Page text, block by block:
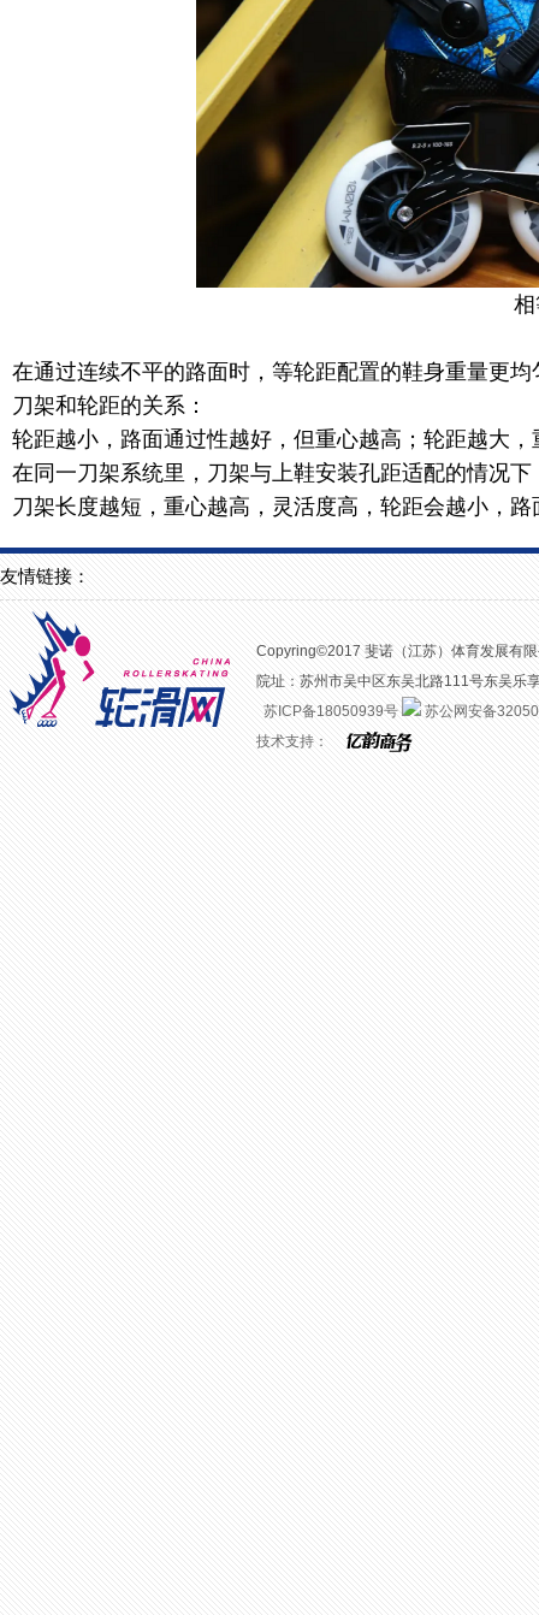
在通过连续不平的路面时，等轮距配置的鞋身重量更
刀架和轮距的关系：
轮距越小，路面通过性越好，但重心越高；轮距越大
在同一刀架系统里，刀架与上鞋安装孔距适配的情况下
刀架长度越短，重心越高，灵活度高，轮距会越小，
友情链接：
Copyring©2017 斐诺（江苏）体育发展有
院址：苏州市吴中区东吴北路111号东吴
苏ICP备18050939号
苏公网安备
技术支持：